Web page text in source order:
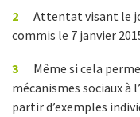
2
Attentat visant le
commis le 7 janvier
3
Même si cela
mécanismes sociaux à
partir d’exemples